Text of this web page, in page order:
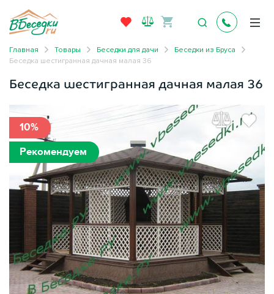
Главная Товары Беседки для дачи
Беседки из Бруса
Беседка шестигранная дачная малая 36
Беседка шестигранная дачная малая 36
10%
Рекомендуем